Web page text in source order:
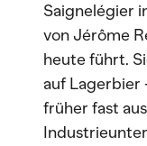
Saignelégier
von Jérôme
heute führt.
auf Lagerbier
früher fast